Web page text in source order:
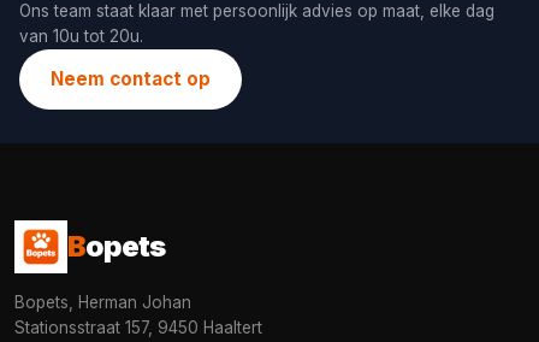
Ons team staat klaar met persoonlijk advies op maat, elke dag
van 10u tot 20u.
Neem contact op
Bopets
Bopets, Herman Johan
Stationsstraat 157, 9450 Haaltert